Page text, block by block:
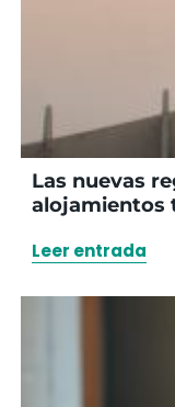
Las nuevas
alojamientos
Leer entrada